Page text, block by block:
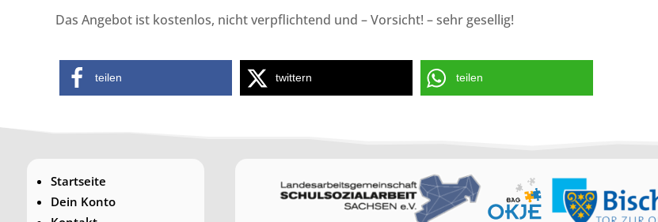
Das Angebot ist kostenlos, nicht verpflichtend und – Vorsicht! – sehr gesellig!
teilen twittern teilen
Startseite
Dein Konto